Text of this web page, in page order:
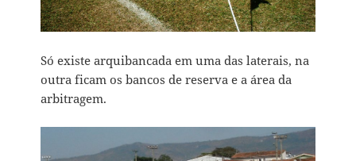
Só existe arquibancada em uma das laterais, na
outra ficam os bancos de reserva e a área da
arbitragem.